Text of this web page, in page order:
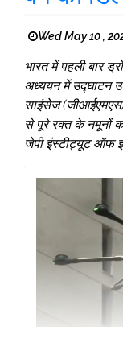
Wed May 10 ,
भारत में पहली बार
अध्ययन में उद्घाटन
साइंसेज
से पूरे रक्त के नमूनों
जेपी इंस्टीट्यूट ऑफ